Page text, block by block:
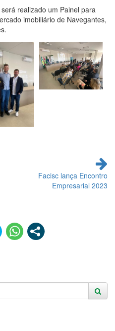
realizado um Painel para
imobiliário de Navegantes,
Facisc lança Encontro
Empresarial 2023